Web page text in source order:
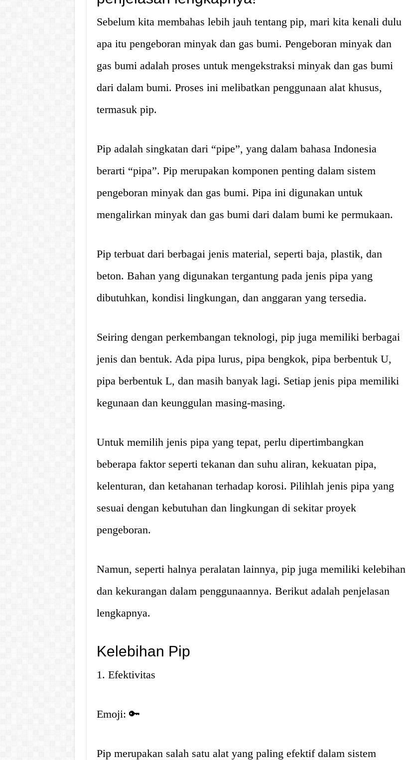
Sebelum kita membahas lebih jauh tentang pip, mari kita kenali dulu
apa itu pengeboran minyak dan gas bumi. Pengeboran minyak dan
gas bumi adalah proses untuk mengekstraksi minyak dan gas bumi
dari dalam bumi. Proses ini melibatkan penggunaan alat khusus,
termasuk pip.
Pip adalah singkatan dari “pipe”, yang dalam bahasa Indonesia
berarti “pipa”. Pip merupakan komponen penting dalam sistem
pengeboran minyak dan gas bumi. Pipa ini digunakan untuk
mengalirkan minyak dan gas bumi dari dalam bumi ke permukaan.
Pip terbuat dari berbagai jenis material, seperti baja, plastik, dan
beton. Bahan yang digunakan tergantung pada jenis pipa yang
dibutuhkan, kondisi lingkungan, dan anggaran yang tersedia.
Seiring dengan perkembangan teknologi, pip juga memiliki berbagai
jenis dan bentuk. Ada pipa lurus, pipa bengkok, pipa berbentuk U,
pipa berbentuk L, dan masih banyak lagi. Setiap jenis pipa memiliki
kegunaan dan keunggulan masing-masing.
Untuk memilih jenis pipa yang tepat, perlu dipertimbangkan
beberapa faktor seperti tekanan dan suhu aliran, kekuatan pipa,
kelenturan, dan ketahanan terhadap korosi. Pilihlah jenis pipa yang
sesuai dengan kebutuhan dan lingkungan di sekitar proyek
pengeboran.
Namun, seperti halnya peralatan lainnya, pip juga memiliki kelebihan
dan kekurangan dalam penggunaannya. Berikut adalah penjelasan
lengkapnya.
Kelebihan Pip
1. Efektivitas
Emoji: 🔑
Pip merupakan salah satu alat yang paling efektif dalam sistem